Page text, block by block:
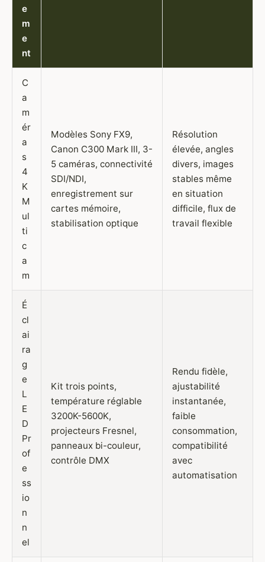
e
m
e
nt
C
a
m
ér
a
s
4
K
M
ul
ti
c
a
m
Modèles Sony FX9,
Canon C300 Mark III, 3-
5 caméras, connectivité
SDI/NDI,
enregistrement sur
cartes mémoire,
stabilisation optique
Résolution
élevée, angles
divers, images
stables même
en situation
difficile, flux de
travail flexible
É
cl
ai
ra
g
e
L
E
D
Pr
of
e
ss
io
n
n
el
Kit trois points,
température réglable
3200K-5600K,
projecteurs Fresnel,
panneaux bi-couleur,
contrôle DMX
Rendu fidèle,
ajustabilité
instantanée,
faible
consommation,
compatibilité
avec
automatisation